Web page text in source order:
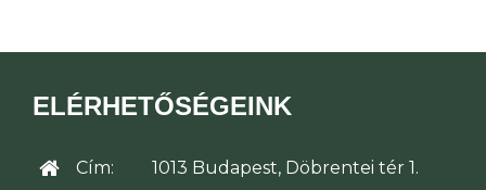
ELÉRHETŐSÉGEINK
Cím: 1013 Budapest, Döbrentei tér 1.